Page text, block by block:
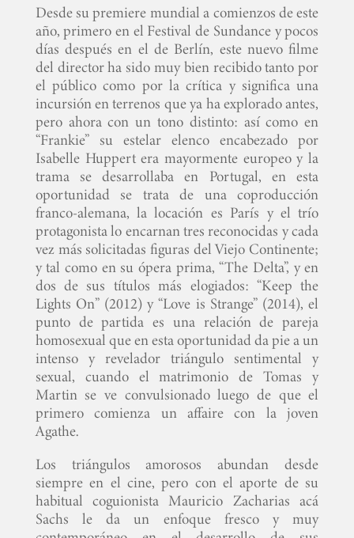
Desde su premiere mundial a comienzos de este
año, primero en el Festival de Sundance y pocos
días después en el de Berlín, este nuevo filme
del director ha sido muy bien recibido tanto por
el público como por la crítica y significa una
incursión en terrenos que ya ha explorado antes,
pero ahora con un tono distinto: así como en
“Frankie” su estelar elenco encabezado por
Isabelle Huppert era mayormente europeo y la
trama se desarrollaba en Portugal, en esta
oportunidad se trata de una coproducción
franco-alemana, la locación es París y el trío
protagonista lo encarnan tres reconocidas y cada
vez más solicitadas figuras del Viejo Continente;
y tal como en su ópera prima, “The Delta”, y en
dos de sus títulos más elogiados: “Keep the
Lights On” (2012) y “Love is Strange” (2014), el
punto de partida es una relación de pareja
homosexual que en esta oportunidad da pie a un
intenso y revelador triángulo sentimental y
sexual, cuando el matrimonio de Tomas y
Martin se ve convulsionado luego de que el
primero comienza un affaire con la joven
Agathe.
Los triángulos amorosos abundan desde
siempre en el cine, pero con el aporte de su
habitual coguionista Mauricio Zacharias acá
Sachs le da un enfoque fresco y muy